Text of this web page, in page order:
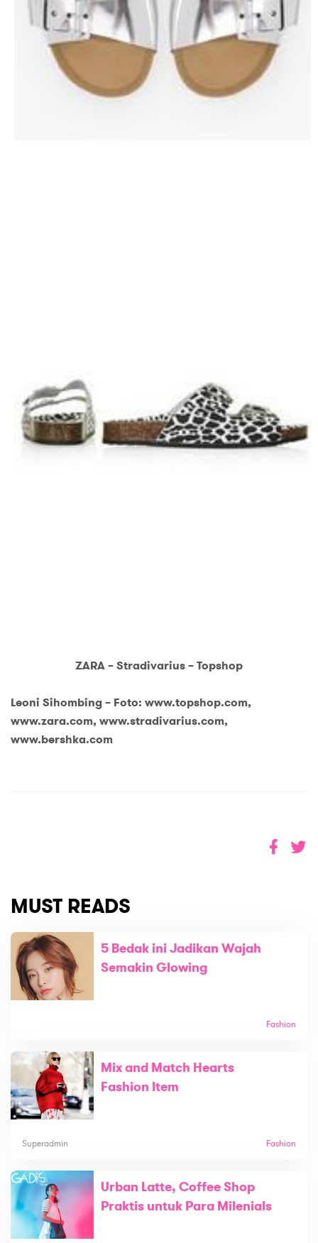
ZARA – Stradivarius – Topshop
Leoni Sihombing – Foto: www.topshop.com,
www.zara.com, www.stradivarius.com,
www.bershka.com
MUST READS
5 Bedak ini Jadikan Wajah
Semakin Glowing
Fashion
Mix and Match Hearts
Fashion Item
Superadmin Fashion
Urban Latte, Coffee Shop
Praktis untuk Para Milenials